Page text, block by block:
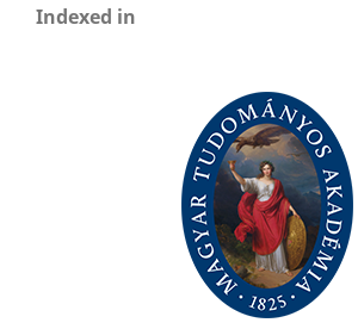
Indexed in